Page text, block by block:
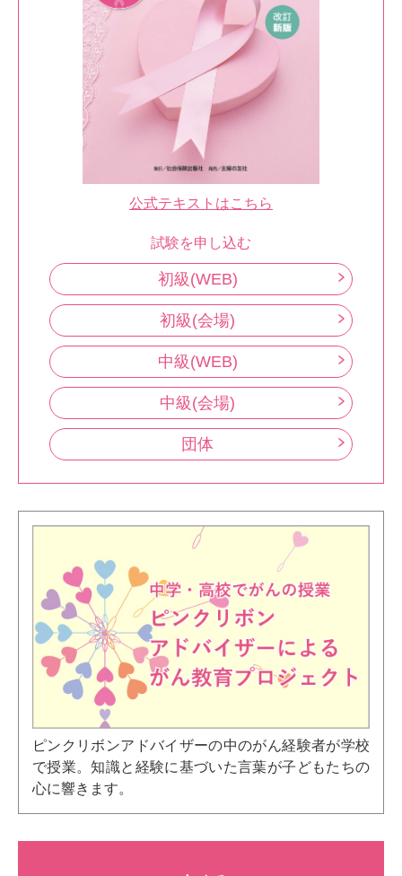
公式テキストはこちら
試験を申し込む
初級(WEB)
初級(会場)
中級(WEB)
中級(会場)
団体
ピンクリボンアドバイザーの中のがん経験者が学校
で授業。知識と経験に基づいた言葉が子どもたちの
心に響きます。